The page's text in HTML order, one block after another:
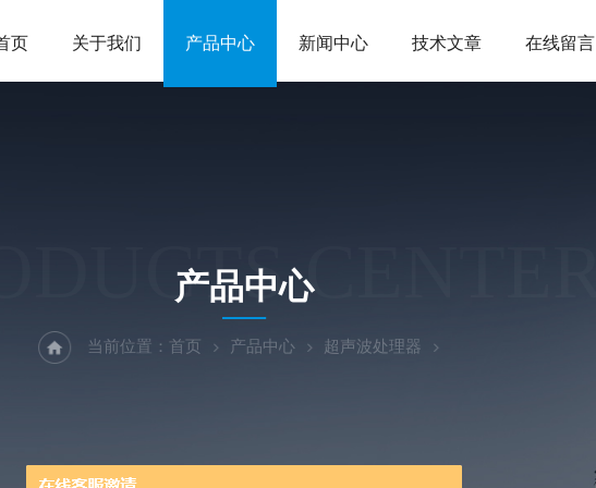
页 关于我们 产品中心 新闻中心 技术文章 在线留言
CENTER
产品中心
当前位置： 首页 产品中心 超声波处理器